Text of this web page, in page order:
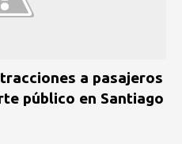
a pasajeros
público en Santiago